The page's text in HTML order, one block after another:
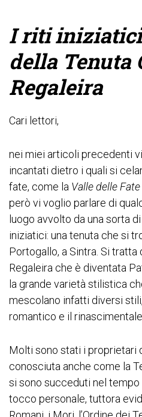
I riti
della Tenuta
Regaleira
Cari lettori,
nei miei articoli precedenti
incantati dietro i quali si
fate, come la Valle delle Fate
però vi voglio parlare di
luogo avvolto da una sorta
iniziatici: una tenuta che si
Portogallo, a Sintra. Si tratta
Regaleira che è diventata
la grande varietà stilistica
mescolano infatti diversi
romantico e il rinascimentale.
Molti sono stati i proprietari
conosciuta anche come la
si sono succeduti nel tempo
tocco personale, tuttora